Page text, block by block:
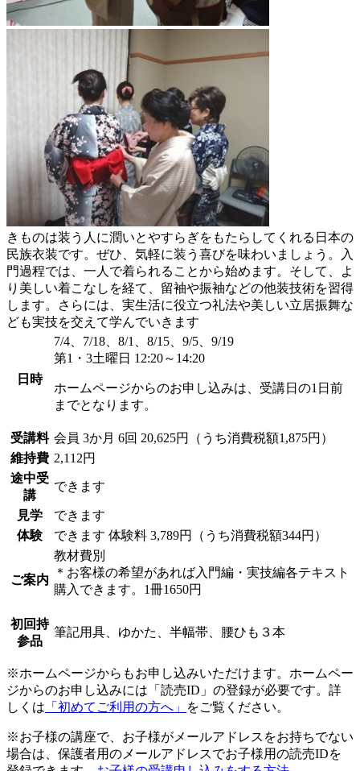
きものは装う人に潤いとやすらぎをもたらしてくれる日本の
民族衣装です。ぜひ、気軽に装う喜びを味わいましょう。入
門過程では、一人で着られることから始めます。そして、よ
り美しい着こなしを経て、留袖や振袖などの他装技術を習得
します。さらには、実生活に役立つ礼法や美しい立居振舞な
ども実技を交えて学んでいきます
日時
7/4、7/18、8/1、8/15、9/5、9/19
第1・3土曜日 12:20～14:20
ホームページからのお申し込みは、受講日の1日前
までとなります。
受講料 会員 3か月 6回 20,625円（うち消費税額1,875円）
維持費 2,112円
途中受
講
できます
見学
できます
体験
できます 体験料 3,789円（うち消費税額344円）
ご案内
教材費別
＊お客様の希望があれば入門編・実技編各テキスト
購入できます。1冊1650円
初回持
参品
筆記用具、ゆかた、半幅帯、腰ひも３本
※ホームページからもお申し込みいただけます。ホームペー
ジからのお申し込みには「読売ID」の登録が必要です。詳
しくは 「初めてご利用の方へ」 をご覧ください。
※お子様の講座で、お子様がメールアドレスをお持ちでない
場合は、保護者用のメールアドレスでお子様用の読売IDを